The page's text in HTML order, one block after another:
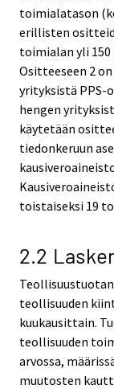
toimialatason
erillisten
toimialan yli
Ositteeseen 2
yrityksistä PPS-
hengen
käytetään
tiedonkeruun
toistaiseksi 19
2.2
teollisuuden
kuukausittain.
teollisuuden
arvossa,
muutosten